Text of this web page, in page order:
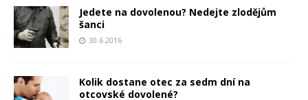
Jedete na dovolenou? Nedejte zlodějům
šanci
30.6.2016
Kolik dostane otec za sedm dní na
otcovské dovolené?